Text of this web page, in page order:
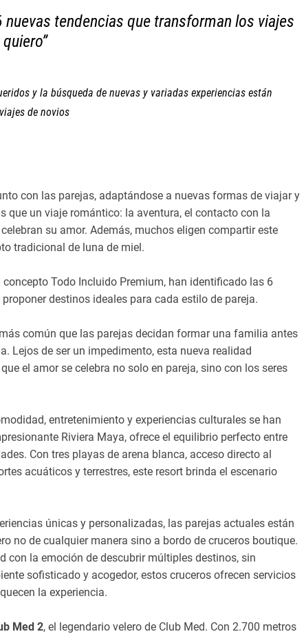
tendencias que transforman los viajes
y la búsqueda de nuevas y variadas experiencias están
de novios
con las parejas, adaptándose a nuevas formas de viajar y
que un viaje romántico: la aventura, el contacto con la
su amor. Además, muchos eligen compartir este
tradicional de luna de miel.
concepto Todo Incluido Premium, han identificado las 6
destinos ideales para cada estilo de pareja.
común que las parejas decidan formar una familia antes
Lejos de ser un impedimento, esta nueva realidad
el amor se celebra no solo en pareja, sino con los seres
entretenimiento y experiencias culturales se han
Riviera Maya, ofrece el equilibrio perfecto entre
Con tres playas de arena blanca, acceso directo al
acuáticos y terrestres, este resort brinda el escenario
únicas y personalizadas, las parejas actuales están
no de cualquier manera sino a bordo de cruceros boutique.
con la emoción de descubrir múltiples destinos, sin
sofisticado y acogedor, estos cruceros ofrecen servicios
la experiencia.
Med 2, el legendario velero de Club Med. Con 2.700 metros